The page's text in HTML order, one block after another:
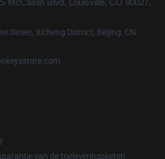
McCaslin Blvd, Louisville, CO 80027,
Street, Xicheng District, Beijing, CN
van de toeleveringsketen